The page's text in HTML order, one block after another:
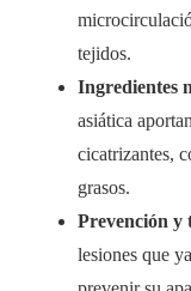
tejidos.
Ingredientes
asiática
cicatrizantes,
grasos.
Prevención y
lesiones que